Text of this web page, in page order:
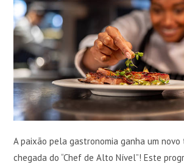
A paixão pela gastronomia ganha um novo
chegada do “Chef de Alto Nível”! Este